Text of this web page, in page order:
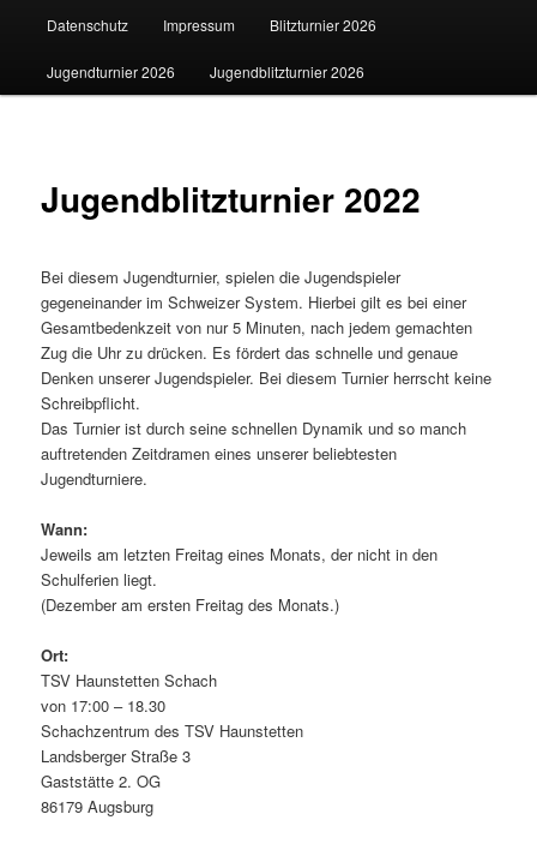
Datenschutz Impressum Blitzturnier 2026
Jugendturnier 2026 Jugendblitzturnier 2026
Jugendblitzturnier 2022
Bei diesem Jugendturnier, spielen die Jugendspieler
gegeneinander im Schweizer System. Hierbei gilt es bei einer
Gesamtbedenkzeit von nur 5 Minuten, nach jedem gemachten
Zug die Uhr zu drücken. Es fördert das schnelle und genaue
Denken unserer Jugendspieler. Bei diesem Turnier herrscht keine
Schreibpflicht.
Das Turnier ist durch seine schnellen Dynamik und so manch
auftretenden Zeitdramen eines unserer beliebtesten
Jugendturniere.
Wann:
Jeweils am letzten Freitag eines Monats, der nicht in den
Schulferien liegt.
(Dezember am ersten Freitag des Monats.)
Ort:
TSV Haunstetten Schach
von 17:00 – 18.30
Schachzentrum des TSV Haunstetten
Landsberger Straße 3
Gaststätte 2. OG
86179 Augsburg